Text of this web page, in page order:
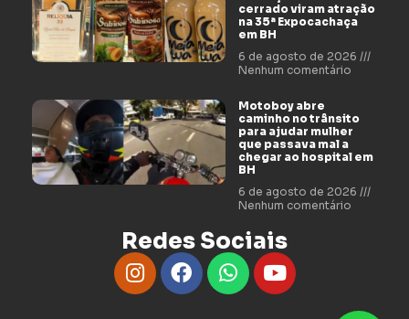
cerrado viram atração
na 35ª Expocachaça
em BH
6 de agosto de 2026
Nenhum comentário
Motoboy abre
caminho no trânsito
para ajudar mulher
que passava mal a
chegar ao hospital em
BH
6 de agosto de 2026
Nenhum comentário
Redes Sociais